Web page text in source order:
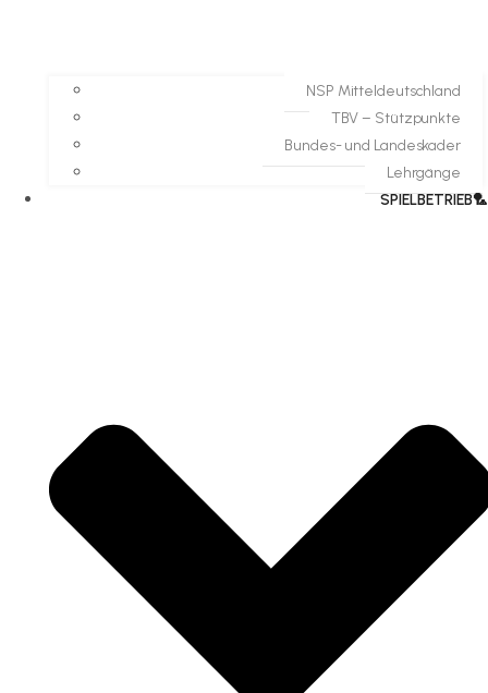
NSP Mitteldeutschland
TBV – Stützpunkte
Bundes- und Landeskader
Lehrgänge
SPIELBETRIEB🏸